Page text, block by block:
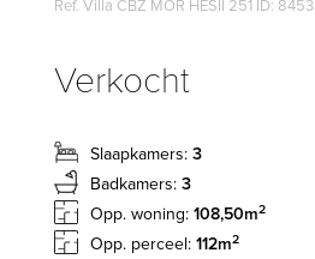
Ref. Villa CBZ MOR HESII 251 ID: 8453
Verkocht
Slaapkamers: 3
Badkamers: 3
Opp. woning: 108,50m2
Opp. perceel: 112m2